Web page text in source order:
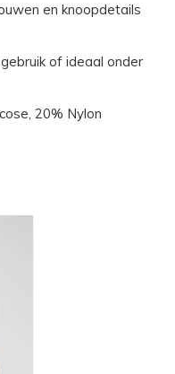
en knoopdetails
of ideaal onder
20% Nylon